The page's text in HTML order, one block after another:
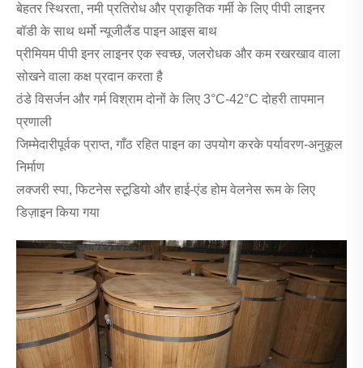
बेहतर स्थिरता, नमी प्रतिरोध और प्राकृतिक गर्मी के लिए पीपी लाइनर
बॉडी के साथ थर्मो न्यूजीलैंड पाइन आइस बाथ
प्रीमियम पीपी इनर लाइनर एक स्वच्छ, जलरोधक और कम रखरखाव वाला
सोखने वाला कक्ष प्रदान करता है
ठंडे विसर्जन और गर्म विश्राम दोनों के लिए 3°C-42°C दोहरी तापमान
प्रणाली
जिम्मेदारीपूर्वक प्राप्त, गाँठ रहित पाइन का उपयोग करके पर्यावरण-अनुकूल
निर्माण
लक्जरी स्पा, फिटनेस स्टूडियो और हाई-एंड होम वेलनेस रूम के लिए
डिज़ाइन किया गया